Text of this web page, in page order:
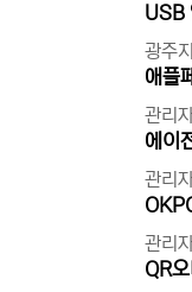
USB
광주
애플
관리
에이
관리
관리
QR